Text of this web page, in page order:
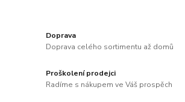
Doprava
Doprava celého sortimentu až domů
Proškolení prodejci
Radíme s nákupem ve Váš prospěch